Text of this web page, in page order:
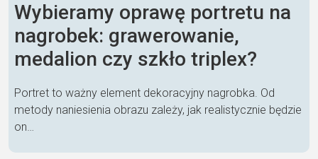
Wybieramy oprawę portretu na
nagrobek: grawerowanie,
medalion czy szkło triplex?
Portret to ważny element dekoracyjny nagrobka. Od
metody naniesienia obrazu zależy, jak realistycznie będzie
on…